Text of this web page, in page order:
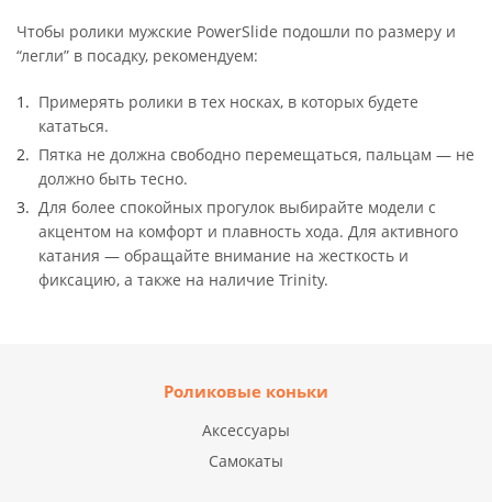
Чтобы ролики мужские PowerSlide подошли по размеру и
“легли” в посадку, рекомендуем:
Примерять ролики в тех носках, в которых будете
кататься.
Пятка не должна свободно перемещаться, пальцам — не
должно быть тесно.
Для более спокойных прогулок выбирайте модели с
акцентом на комфорт и плавность хода. Для активного
катания — обращайте внимание на жесткость и
фиксацию, а также на наличие Trinity.
Роликовые коньки
Аксессуары
Самокаты